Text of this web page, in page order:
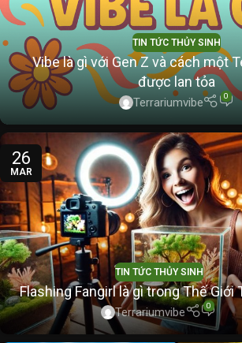
TIN TỨC THỦY SINH
Vibe là gì với Gen Z và cách một
được lan tỏa
Terrariumvibe 0
26
MAR
TIN TỨC THỦY SINH
Flashing Fangirl là gì trong Thế Giới
Terrariumvibe 0